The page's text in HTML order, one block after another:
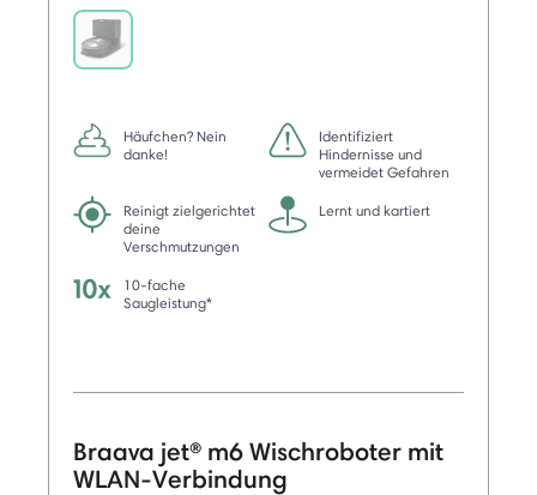
Häufchen? Nein
danke!
Identifiziert
Hindernisse und
vermeidet Gefahren
Reinigt zielgerichtet
deine
Verschmutzungen
Lernt und kartiert
10-fache
Saugleistung*
Braava jet® m6 Wischroboter mit
WLAN-Verbindung